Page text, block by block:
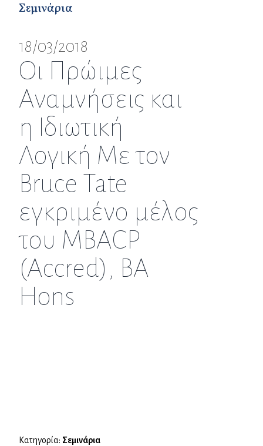
Σεμινάρια
18/03/2018
Οι Πρώιμες
Αναμνήσεις και
η Ιδιωτική
Λογική Με τον
Bruce Tate
εγκριμένο μέλος
του MBACP
(Accred), BA
Hons
Κατηγορία: Σεμινάρια